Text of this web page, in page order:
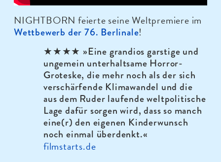
NIGHTBORN feierte seine Weltpremiere im
Wettbewerb der 76. Berlinale!
★★★★ »Eine grandios garstige und
ungemein unterhaltsame Horror-
Groteske, die mehr noch als der sich
verschärfende Klimawandel und die
aus dem Ruder laufende weltpolitische
Lage dafür sorgen wird, dass so manch
eine(r) den eigenen Kinderwunsch
noch einmal überdenkt.«
filmstarts.de